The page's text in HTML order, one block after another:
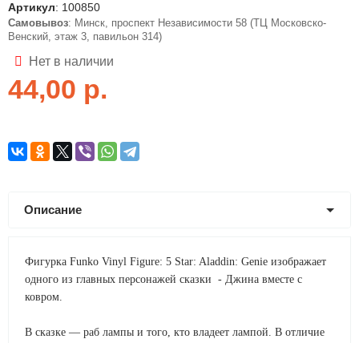
Артикул: 100850
Самовывоз: Минск, проспект Независимости 58 (ТЦ Московско-
Венский, этаж 3, павильон 314)
Нет в наличии
44,00 р.
Описание
Фигурка Funko Vinyl Figure: 5 Star: Aladdin: Genie изображает
одного из главных персонажей сказки - Джина вместе с
ковром.
В сказке — раб лампы и того, кто владеет лампой. В отличие